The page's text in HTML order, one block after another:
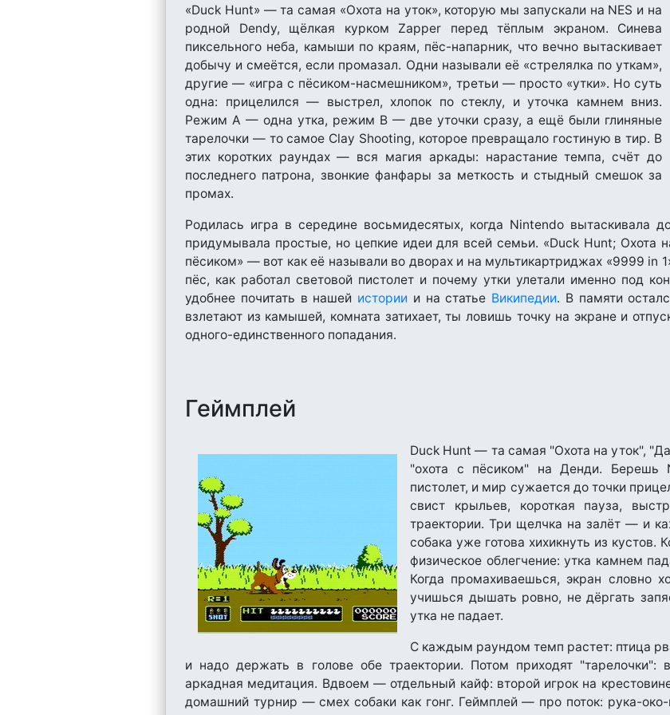
«Duck Hunt» — та самая «Охота на уток», которую мы запускали на NES и на
родной Dendy, щёлкая курком Zapper перед тёплым экраном. Синева
пиксельного неба, камыши по краям, пёс-напарник, что вечно вытаскивает
добычу и смеётся, если промазал. Одни называли её «стрелялка по уткам»,
другие — «игра с пёсиком-насмешником», третьи — просто «утки». Но суть
одна: прицелился — выстрел, хлопок по стеклу, и уточка камнем вниз.
Режим A — одна утка, режим B — две уточки сразу, а ещё были глиняные
тарелочки — то самое Clay Shooting, которое превращало гостиную в тир. В
этих коротких раундах — вся магия аркады: нарастание темпа, счёт до
последнего патрона, звонкие фанфары за меткость и стыдный смешок за
промах.
Родилась игра в середине восьмидесятых, когда Nintendo вытаскивала
придумывала простые, но цепкие идеи для всей семьи. «Duck Hunt; Охота
пёсиком» — вот как её называли во дворах и на мультикартриджах «9999 in
пёс, как работал световой пистолет и почему утки улетали именно под
удобнее почитать в нашей истории и на статье Википедии. В памяти
взлетают из камышей, комната затихает, ты ловишь точку на экране и
одного-единственного попадания.
Геймплей
Duck Hunt — та самая "Охота на уток",
"охота с пёсиком" на Денди. Берешь
пистолет, и мир сужается до точки
свист крыльев, короткая пауза,
траектории. Три щелчка на залёт — и
собака уже готова хихикнуть из кустов.
физическое облегчение: утка камнем
Когда промахиваешься, экран словно
учишься дышать ровно, не дёргать
утка не падает.
С каждым раундом темп растет: птица
и надо держать в голове обе траектории. Потом приходят "тарелочки":
аркадная медитация. Вдвоем — отдельный кайф: второй игрок на
домашний турнир — смех собаки как гонг. Геймплей — про поток: рука-